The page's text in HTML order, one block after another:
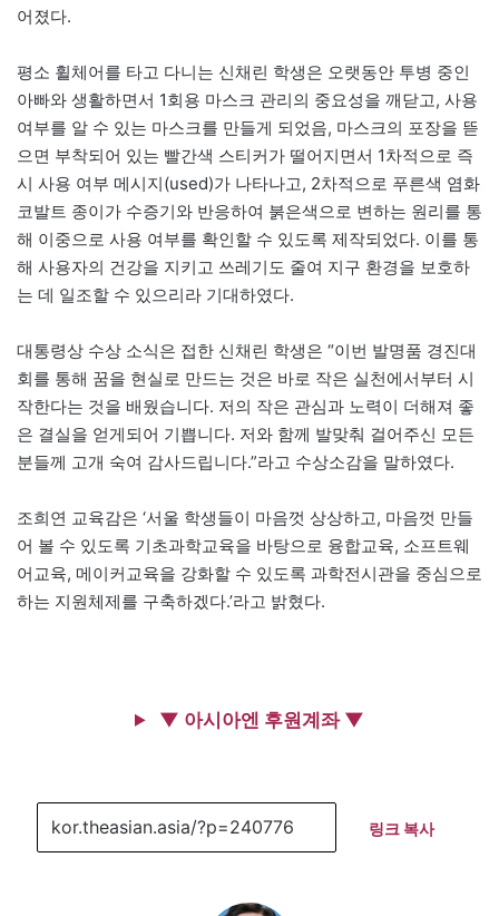
어졌다.
평소 휠체어를 타고 다니는 신채린 학생은 오랫동안 투병 중인
아빠와 생활하면서 1회용 마스크 관리의 중요성을 깨닫고, 사용
여부를 알 수 있는 마스크를 만들게 되었음, 마스크의 포장을 뜯
으면 부착되어 있는 빨간색 스티커가 떨어지면서 1차적으로 즉
시 사용 여부 메시지(used)가 나타나고, 2차적으로 푸른색 염화
코발트 종이가 수증기와 반응하여 붉은색으로 변하는 원리를 통
해 이중으로 사용 여부를 확인할 수 있도록 제작되었다. 이를 통
해 사용자의 건강을 지키고 쓰레기도 줄여 지구 환경을 보호하
는 데 일조할 수 있으리라 기대하였다.
대통령상 수상 소식은 접한 신채린 학생은 “이번 발명품 경진대
회를 통해 꿈을 현실로 만드는 것은 바로 작은 실천에서부터 시
작한다는 것을 배웠습니다. 저의 작은 관심과 노력이 더해져 좋
은 결실을 얻게되어 기쁩니다. 저와 함께 발맞춰 걸어주신 모든
분들께 고개 숙여 감사드립니다.”라고 수상소감을 말하였다.
조희연 교육감은 ‘서울 학생들이 마음껏 상상하고, 마음껏 만들
어 볼 수 있도록 기초과학교육을 바탕으로 융합교육, 소프트웨
어교육, 메이커교육을 강화할 수 있도록 과학전시관을 중심으로
하는 지원체제를 구축하겠다.’라고 밝혔다.
▼ 아시아엔 후원계좌 ▼
링크 복사